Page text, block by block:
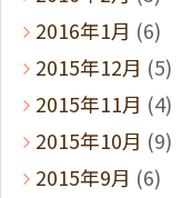
2016年1月 (6)
2015年12月 (5)
2015年11月 (4)
2015年10月 (9)
2015年9月 (6)